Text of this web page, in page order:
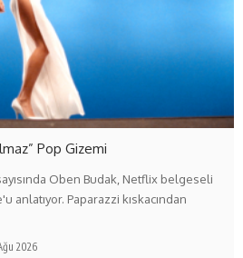
Pop Gizemi
Oben Budak, Netflix belgeseli
anlatıyor. Paparazzi kıskacından
2026